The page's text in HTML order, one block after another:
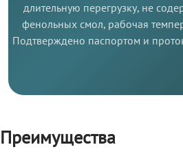
длительную перегрузку, не
фенольных смол, рабочая
Подтверждено паспортом и
Преимущества